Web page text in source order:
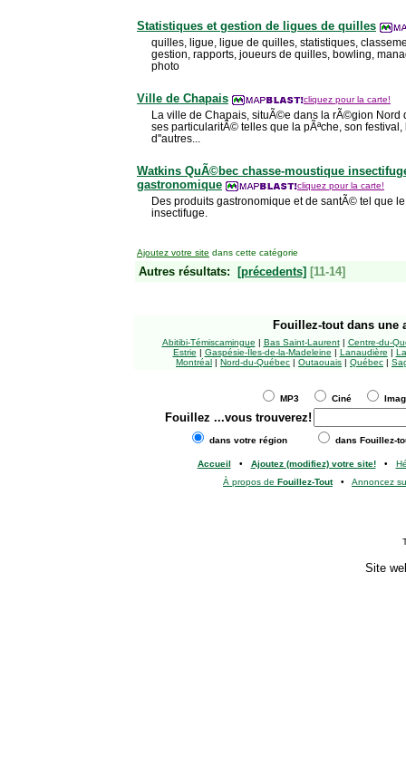
Statistiques et gestion de ligues de quilles
quilles, ligue, ligue de quilles, statistiques,
gestion, rapports, joueurs de quilles, bowling,
photo
Ville de Chapais cliquez pour la carte!
La ville de Chapais, situÃ©e dans la rÃ©gion Nord
ses particularitÃ© telles que la pÃªche, son
d''autres...
Watkins QuÃ©bec chasse-moustique
gastronomique
cliquez pour la carte!
Des produits gastronomique et de santÃ© tel que
insectifuge.
Ajoutez votre site dans cette catégorie
Autres résultats: [précedents] [11-14]
Fouillez-tout dans une
Abitibi-Témiscamingue | Bas Saint-Laurent| Centre-du-
Estrie | Gaspésie-Îles-de-la-Madeleine | Lanaudière |
Montréal | Nord-du-Québec | Outaouais | Québec |
MP3 Ciné
Fouillez ...vous trouverez!
dans votre région dans Fouillez-
Accueil • Ajoutez (modifiez) votre site!•
À propos de Fouillez-Tout• Annoncez
Site